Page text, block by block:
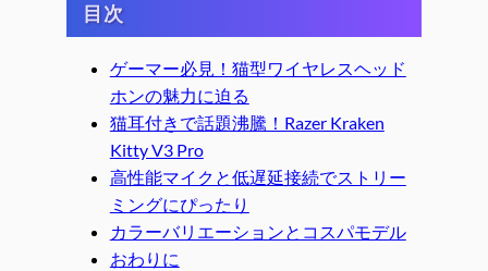
目次
ゲーマー必見！猫型ワイヤレスヘッド
ホンの魅力に迫る
猫耳付きで話題沸騰！Razer Kraken
Kitty V3 Pro
高性能マイクと低遅延接続でストリー
ミングにぴったり
カラーバリエーションとコスパモデル
おわりに